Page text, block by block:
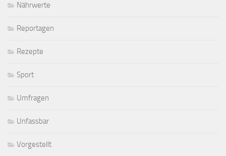
Nährwerte
Reportagen
Rezepte
Sport
Umfragen
Unfassbar
Vorgestellt